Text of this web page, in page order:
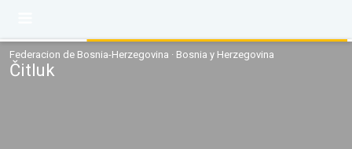
Federacion de Bosnia-Herzegovina · Bosnia y Herzegovina
Čitluk